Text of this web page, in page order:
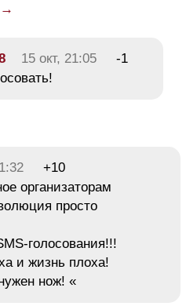
→
15 окт, 21:05
-1
+10
организаторам
просто
голосования!!!
и жизнь плоха!
нож! «